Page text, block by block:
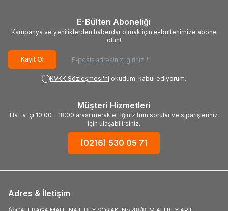
E-Bülten Aboneliği
Kampanya ve yeniliklerden haberdar olmak için e-bültenimize abone
olun!
Kayıt Ol
KVKK Sözleşmesi'ni okudum, kabul ediyorum.
Müşteri Hizmetleri
Hafta içi 10:00 - 18:00 arası merak ettiğiniz tüm sorular ve siparişleriniz
için ulaşabilirsiniz.
(0216) 530 05 71
Adres & İletişim